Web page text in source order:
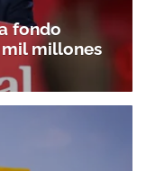
fondo
mil millones